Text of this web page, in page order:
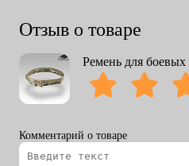
Отзыв о товаре
Ремень для
Комментарий о товаре